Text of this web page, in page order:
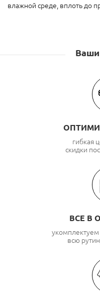
влажной среде, вплоть до
гибкая
скидки
ВСЕ В
всю